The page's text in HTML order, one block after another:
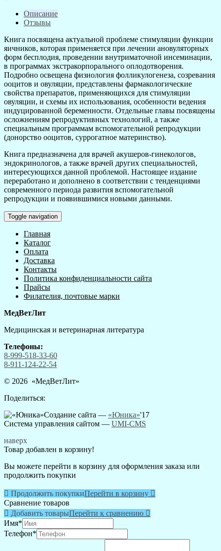
Описание
Отзывы
Книга посвящена актуальной проблеме стимуляции функции
яичников, которая применяется при лечении ановуляторных
форм бесплодия, проведении внутриматочной инсеминации,
в программах экстракорпорального оплодотворения.
Подробно освещена физиология фолликулогенеза, созревания
ооцитов и овуляции, представлены фармакологические
свойства препаратов, применяющихся для стимуляции
овуляции, и схемы их использования, особенности ведения
индуцированной беременности. Отдельные главы посвящены
осложнениям репродуктивных технологий, а также
специальным программам вспомогательной репродукции
(донорство ооцитов, суррогатное материнство).
Книга предназначена для врачей акушеров-гинекологов,
эндокринологов, а также врачей других специальностей,
интересующихся данной проблемой. Настоящее издание
переработано и дополнено в соответствии с тенденциями
современного периода развития вспомогательной
репродукции и появившимися новыми данными.
Toggle navigation
Главная
Каталог
Оплата
Доставка
Контакты
Политика конфиденциальности сайта
Прайсы
Филателия, почтовые марки
МедВетЛит
Медицинская и ветеринарная литература
Телефоны:
8-999-518-33-60
8-911-124-22-54
© 2026 «МедВетЛит»
Поделиться:
Создание сайта — «Юника»'17
Система управления сайтом — UMI-CMS
наверх
Товар добавлен в корзину!
Вы можете перейти в корзину для оформления заказа или
продолжить покупки
 Продолжить покупкиПерейти в корзину 
Сравнение товаров
 Добавить товарыПерейти к сравнению 
Имя*
Телефон*